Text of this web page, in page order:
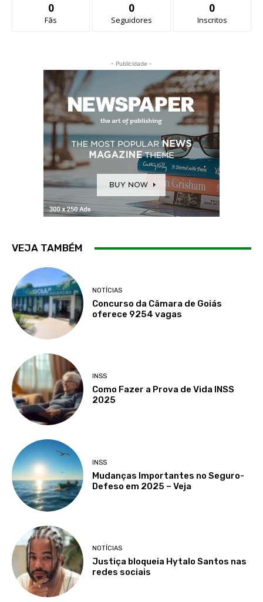
0
Fãs
0
Seguidores
0
Inscritos
- Publicidade -
VEJA TAMBÉM
NOTÍCIAS
Concurso da Câmara de Goiás
oferece 9254 vagas
INSS
Como Fazer a Prova de Vida INSS
2025
INSS
Mudanças Importantes no Seguro-
Defeso em 2025 – Veja
NOTÍCIAS
Justiça bloqueia Hytalo Santos nas
redes sociais